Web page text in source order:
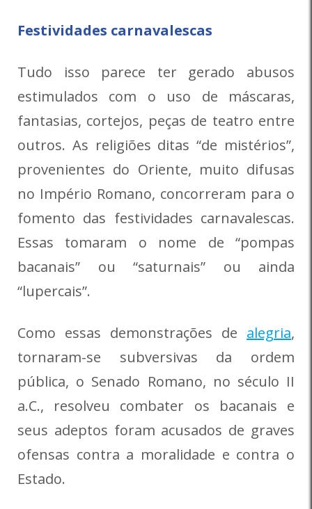
Festividades carnavalescas
Tudo isso parece ter gerado abusos
estimulados com o uso de máscaras,
fantasias, cortejos, peças de teatro entre
outros. As religiões ditas “de mistérios”,
provenientes do Oriente, muito difusas
no Império Romano, concorreram para o
fomento das festividades carnavalescas.
Essas tomaram o nome de “pompas
bacanais” ou “saturnais” ou ainda
“lupercais”.
Como essas demonstrações de alegria,
tornaram-se subversivas da ordem
pública, o Senado Romano, no século II
a.C., resolveu combater os bacanais e
seus adeptos foram acusados de graves
ofensas contra a moralidade e contra o
Estado.